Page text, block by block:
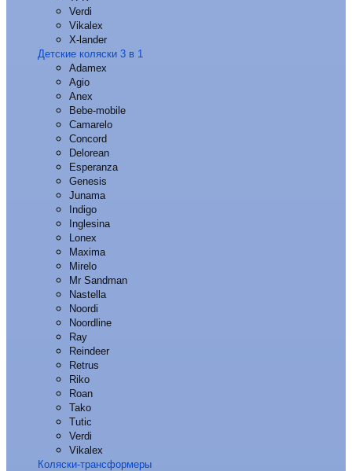
Verdi
Vikalex
X-lander
Детские коляски 3 в 1
Adamex
Agio
Anex
Bebe-mobile
Camarelo
Concord
Delorean
Esperanza
Genesis
Junama
Indigo
Inglesina
Lonex
Maxima
Mirelo
Mr Sandman
Nastella
Noordi
Noordline
Ray
Reindeer
Retrus
Riko
Roan
Tako
Tutic
Verdi
Vikalex
Коляски-трансформеры